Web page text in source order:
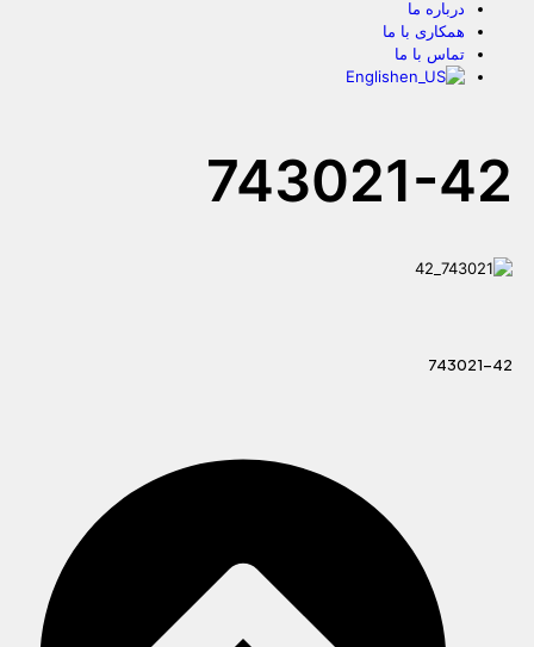
درباره ما
همکاری با ما
تماس با ما
English
743021-42
743021-42